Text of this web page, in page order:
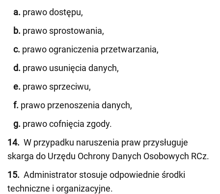
a. prawo dostępu,
b. prawo sprostowania,
c. prawo ograniczenia przetwarzania,
d. prawo usunięcia danych,
e. prawo sprzeciwu,
f. prawo przenoszenia danych,
g. prawo cofnięcia zgody.
14. W przypadku naruszenia praw przysługuje
skarga do Urzędu Ochrony Danych Osobowych RCz.
15. Administrator stosuje odpowiednie środki
techniczne i organizacyjne.